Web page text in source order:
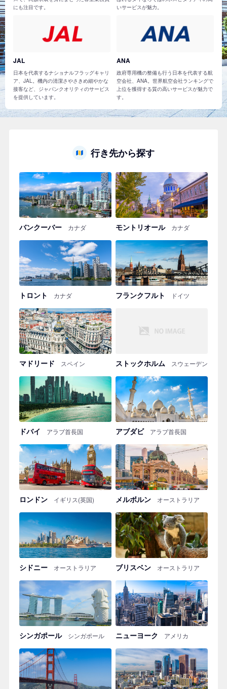
にも注目です。
いサービスが魅力。
JAL
日本を代表するナショナルフラッグキャリ
ア、JAL。機内の清潔さやさきめ細やかな
接客など、ジャパンクオリティのサービス
を提供しています。
ANA
政府専用機の整備も行う日本を代表する航
空会社、ANA。世界航空会社ランキングで
上位を獲得する質の高いサービスが魅力で
す。
行き先から探す
バンクーバー カナダ モントリオール カナダ
トロント カナダ フランクフルト ドイツ
マドリード スペイン ストックホルム スウェーデン
ドバイ アラブ首長国 アブダビ アラブ首長国
ロンドン イギリス(英国) メルボルン オーストラリア
シドニー オーストラリア ブリスベン オーストラリア
シンガポール シンガポール ニューヨーク アメリカ